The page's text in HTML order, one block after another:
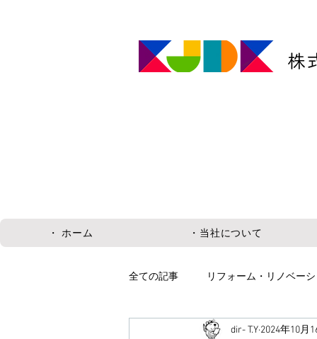
株
・ ホーム ・当社について
全ての記事 リフォーム・リノベー
リフォーム事例 アレルギー
dir- T.Y 2024年10月